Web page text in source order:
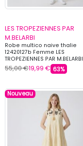
LES TROPEZIENNES PAR
M.BELARBI
Robe multico naive thalie
12420127b Femme LES
TROPEZIENNES PAR M.BELARBI
55,00 €19,99 € 63%
Nouveau